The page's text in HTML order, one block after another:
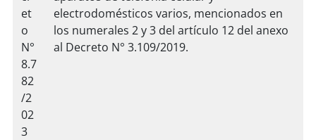
et
o
N°
8.7
82
/2
02
3
electrodomésticos varios, mencionados en
los numerales 2 y 3 del artículo 12 del anexo
al Decreto N° 3.109/2019.